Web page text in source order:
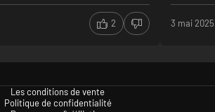
2 3 mai 2025
Les conditions de vente
Politique de confidentialité